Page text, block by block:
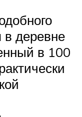
в деревне
в 100